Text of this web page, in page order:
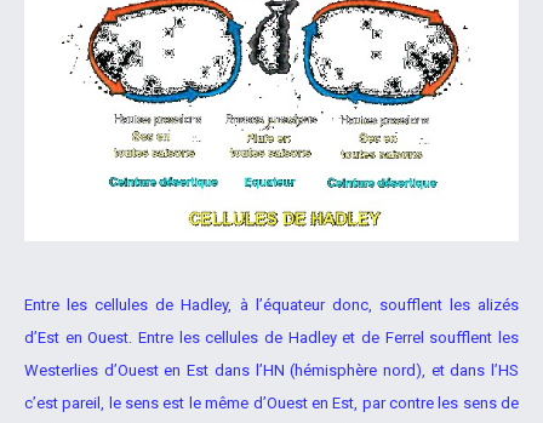
Entre les cellules de Hadley, à l’équateur donc, soufflent les alizés
d’Est en Ouest. Entre les cellules de Hadley et de Ferrel soufflent les
Westerlies d’Ouest en Est dans l’HN (hémisphère nord), et dans l’HS
c’est pareil, le sens est le même d’Ouest en Est, par contre les sens de